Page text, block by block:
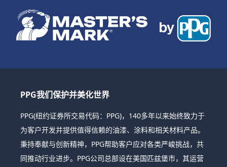
PPG我们保护并美化世界
PPG(纽约证券所交易代码：PPG)，140多年以来始终致力于
为客户开发并提供值得信赖的油漆、涂料和相关材料产品。
秉持奉献与创新精神，PPG帮助客户应对各类严峻挑战，共
同推动行业进步。PPG公司总部设在美国匹兹堡市，其运营